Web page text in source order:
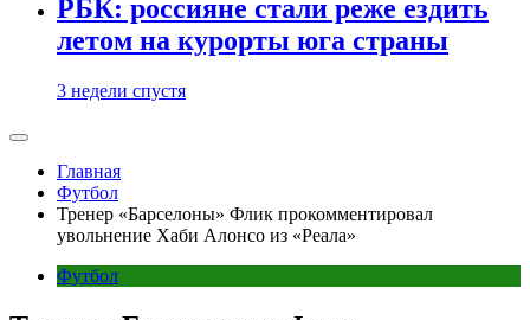
РБК: россияне стали реже ездить
летом на курорты юга страны
3 недели спустя
Главная
Футбол
Тренер «Барселоны» Флик прокомментировал
увольнение Хаби Алонсо из «Реала»
Футбол